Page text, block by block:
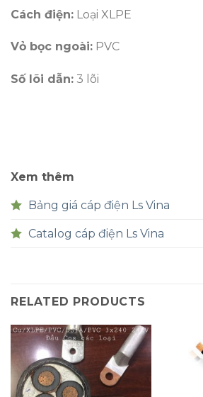
Cách điện: Loại XLPE
Vỏ bọc ngoài: PVC
Số lõi dẫn: 3 lõi
Xem thêm
Bảng giá cáp điện Ls Vina
Catalog cáp điện Ls Vina
RELATED PRODUCTS